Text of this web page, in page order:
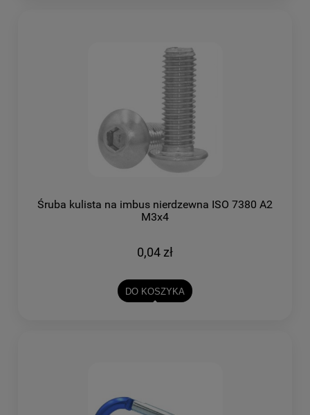
Śruba kulista na imbus nierdzewna ISO 7380 A2
M3x4
0,04 zł
DO KOSZYKA